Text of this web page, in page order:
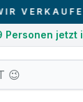
heute auf den